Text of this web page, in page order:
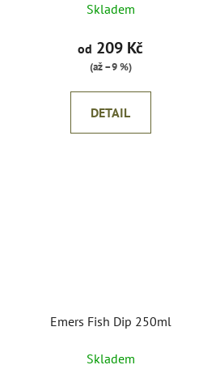
Skladem
od 209 Kč
(až –9 %)
DETAIL
Emers Fish Dip 250ml
Skladem